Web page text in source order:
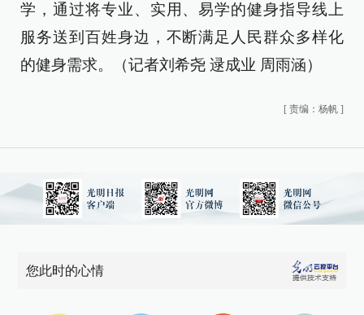
学，通过将专业、实用、易学的健身指导线上
服务送到百姓身边，不断满足人民群众多样化
的健身需求。（记者刘希尧 逯成业 周雨涵）
[ 责编：杨帆 ]
您此时的心情